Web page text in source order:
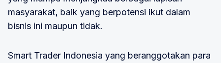
masyarakat, baik yang berpotensi ikut dalam
bisnis ini maupun tidak.
Smart Trader Indonesia yang beranggotakan para